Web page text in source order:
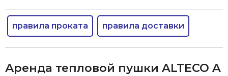
правила проката правила доставки
Аренда тепловой пушки ALTECO A